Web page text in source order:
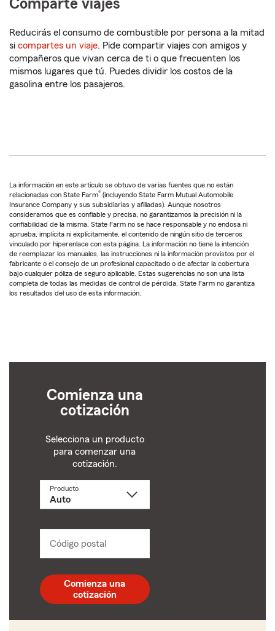
Comparte viajes
Reducirás el consumo de combustible por persona a la mitad
si compartes un viaje. Pide compartir viajes con amigos y
compañeros que vivan cerca de ti o que frecuenten los
mismos lugares que tú. Puedes dividir los costos de la
gasolina entre los pasajeros.
La información en este artículo se obtuvo de varias fuentes que no están
relacionadas con State Farm® (incluyendo State Farm Mutual Automobile
Insurance Company y sus subsidiarias y afiliadas). Aunque nosotros
consideramos que es confiable y precisa, no garantizamos la precisión ni la
confiabilidad de la misma. State Farm no se hace responsable y no endosa ni
aprueba, implícita ni explícitamente, el contenido de ningún sitio de terceros
vinculado por hiperenlace con esta página. La información no tiene la intención
de reemplazar los manuales, las instrucciones ni la información provistos por el
fabricante o el consejo de un profesional capacitado o de afectar la cobertura
bajo cualquier póliza de seguro aplicable. Estas sugerencias no son una lista
completa de todas las medidas de control de pérdida. State Farm no garantiza
los resultados del uso de esta información.
Comienza una
cotización
Selecciona un producto
para comenzar una
cotización.
ProductoSelecciona
Código postal
postal
de
5
Comienza una
cotización